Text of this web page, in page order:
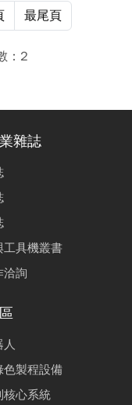
應用相關的水電解
能系統，以及智慧
最尾頁
：2
雜誌
工具機叢書
洽詢
人
色製程設備
核心系統